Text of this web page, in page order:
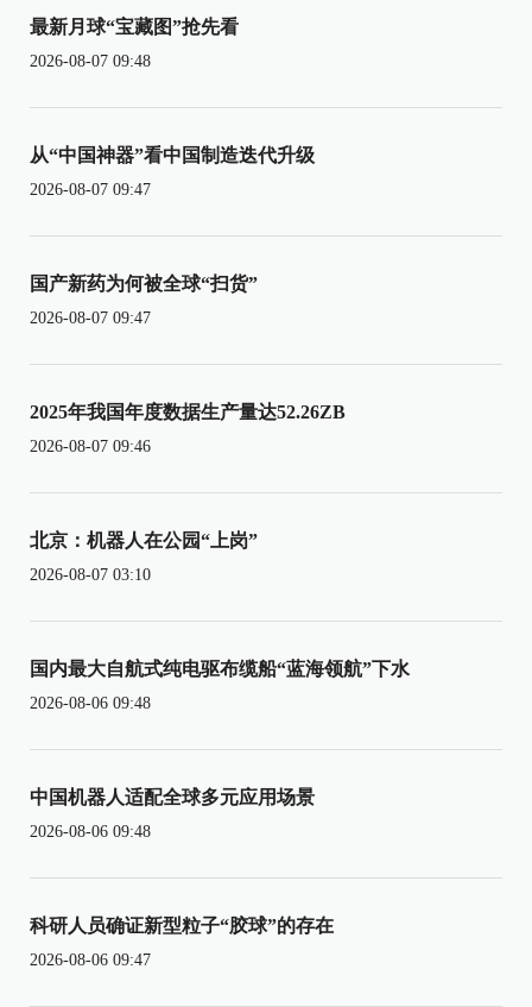
最新月球“宝藏图”抢先看
2026-08-07 09:48
从“中国神器”看中国制造迭代升级
2026-08-07 09:47
国产新药为何被全球“扫货”
2026-08-07 09:47
2025年我国年度数据生产量达52.26ZB
2026-08-07 09:46
北京：机器人在公园“上岗”
2026-08-07 03:10
国内最大自航式纯电驱布缆船“蓝海领航”下水
2026-08-06 09:48
中国机器人适配全球多元应用场景
2026-08-06 09:48
科研人员确证新型粒子“胶球”的存在
2026-08-06 09:47